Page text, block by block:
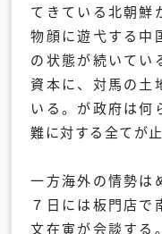
てきている北朝鮮
物顔に遊弋する中
の状態が続いてい
資本に、対馬の土
いる。が政府は何
難に対する全てが
一方海外の情勢は
７日には板門店で
文在寅が会談する